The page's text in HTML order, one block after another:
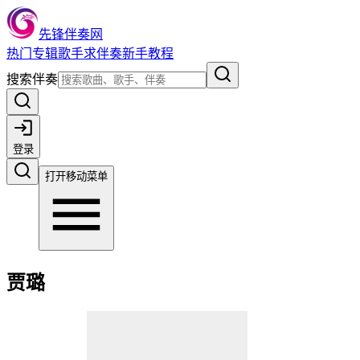
先锋伴奏网
热门 专辑歌手求伴奏新手教程
搜索伴奏
登录
打开移动菜单
贾璐